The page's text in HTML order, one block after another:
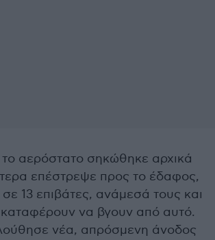
αερόστατο σηκώθηκε αρχικά
επέστρεψε προς το έδαφος,
σε 13 επιβάτες, ανάμεσά τους και
καταφέρουν να βγουν από αυτό.
νέα, απρόσμενη άνοδος